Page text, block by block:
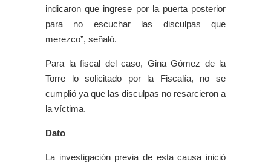
indicaron que ingrese por la puerta posterior
para no escuchar las disculpas que
merezco”, señaló.
Para la fiscal del caso, Gina Gómez de la
Torre lo solicitado por la Fiscalía, no se
cumplió ya que las disculpas no resarcieron a
la víctima.
Dato
La investigación previa de esta causa inició